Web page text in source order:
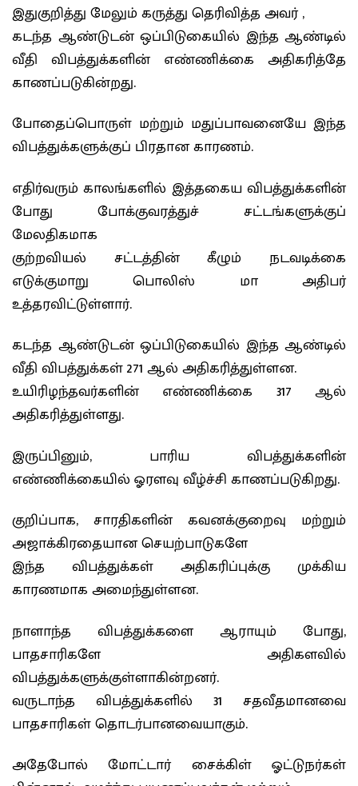
இதுகுறித்து மேலும் கருத்து தெரிவித்த அவர் ,
கடந்த ஆண்டுடன் ஒப்பிடுகையில் இந்த ஆண்டில்
வீதி விபத்துக்களின் எண்ணிக்கை அதிகரித்தே
காணப்படுகின்றது.
போதைப்பொருள் மற்றும் மதுப்பாவனையே இந்த
விபத்துக்களுக்குப் பிரதான காரணம்.
எதிர்வரும் காலங்களில் இத்தகைய விபத்துக்களின்
போது போக்குவரத்துச் சட்டங்களுக்குப்
மேலதிகமாக
குற்றவியல் சட்டத்தின் கீழும் நடவடிக்கை
எடுக்குமாறு பொலிஸ் மா அதிபர்
உத்தரவிட்டுள்ளார்.
கடந்த ஆண்டுடன் ஒப்பிடுகையில் இந்த ஆண்டில்
வீதி விபத்துக்கள் 271 ஆல் அதிகரித்துள்ளன.
உயிரிழந்தவர்களின் எண்ணிக்கை 317 ஆல்
அதிகரித்துள்ளது.
இருப்பினும், பாரிய விபத்துக்களின்
எண்ணிக்கையில் ஓரளவு வீழ்ச்சி காணப்படுகிறது.
குறிப்பாக, சாரதிகளின் கவனக்குறைவு மற்றும்
அஜாக்கிரதையான செயற்பாடுகளே
இந்த விபத்துக்கள் அதிகரிப்புக்கு முக்கிய
காரணமாக அமைந்துள்ளன.
நாளாந்த விபத்துக்களை ஆராயும் போது,
பாதசாரிகளே அதிகளவில்
விபத்துக்களுக்குள்ளாகின்றனர்.
வருடாந்த விபத்துக்களில் 31 சதவீதமானவை
பாதசாரிகள் தொடர்பானவையாகும்.
அதேபோல் மோட்டார் சைக்கிள் ஓட்டுநர்கள்